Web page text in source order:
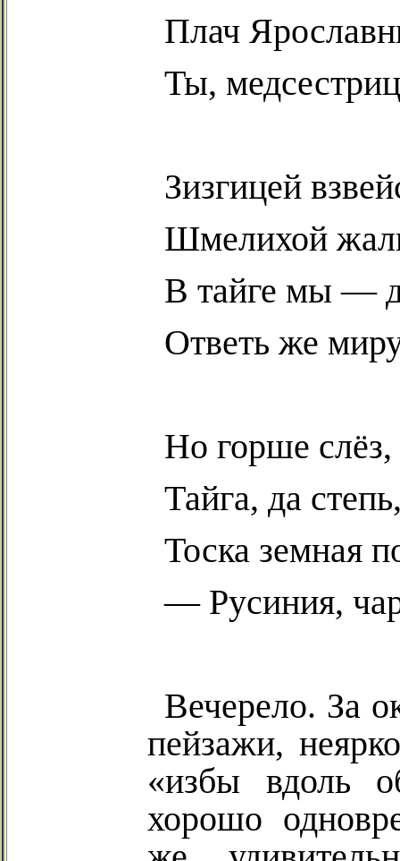
Плач
Ты,
Зизгицей
Шмелихой
В тайге мы —
Ответь же
Но горше
Тайга, да
Тоска земная
— Русиния,
Вечерело. За
пейзажи,
«избы вдоль
хорошо